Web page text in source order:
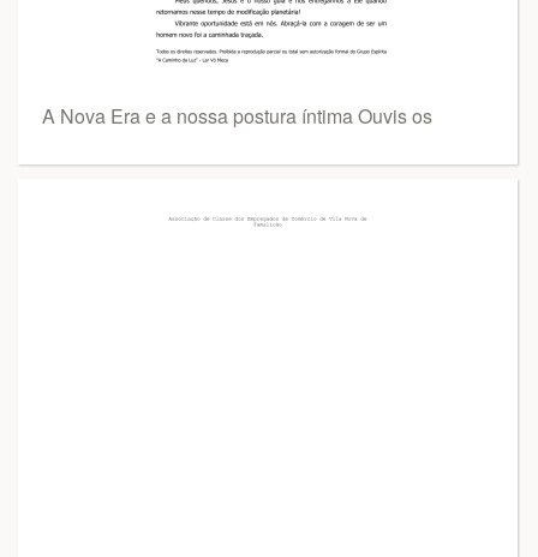
A Nova Era e a nossa postura íntima Ouvis os